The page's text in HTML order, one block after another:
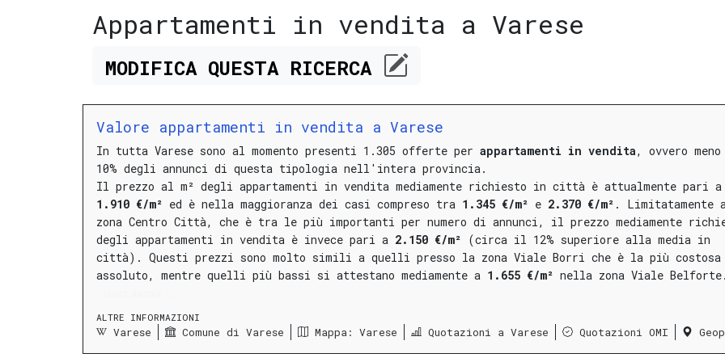
Appartamenti in vendita a Varese
MODIFICA QUESTARICERCA
Valore appartamenti in vendita a Varese
In tutta Varese sono al momento presenti 1.305 offerte per appartamenti in vendita, ovvero
10% degli annunci di questa tipologia nell'intera provincia.
Il prezzo al m² degli appartamenti in vendita mediamente richiesto in città è attualmente pari a
1.910 €/m² ed è nella maggioranza dei casi compreso tra 1.345 €/m² e 2.370 €/m² . Limitatamente
zona Centro Città, che è tra le più importanti per numero di annunci, il prezzo mediamente
degli appartamenti in vendita è invece pari a 2.150 €/m² (circa il 12% superiore alla media in
città). Questi prezzi sono molto simili a quelli presso la zona Viale Borri che è la più
assoluto, mentre quelli più bassi si attestano mediamente a 1.655 €/m² nella zona Viale Belforte
ALTRE INFORMAZIONI
Varese Comune di Varese Mappa: Varese Quotazioni a Varese Quotazioni OMI